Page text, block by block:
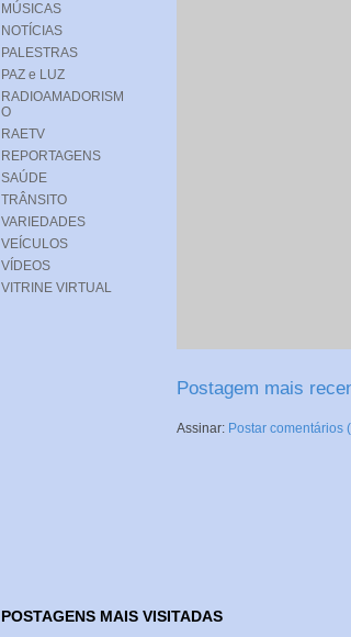
Postagem mais
Assinar: Postar comentários
MÚSICAS
NOTÍCIAS
PALESTRAS
PAZ e LUZ
RADIOAMADORISM
O
RAETV
REPORTAGENS
SAÚDE
TRÂNSITO
VARIEDADES
VEÍCULOS
VÍDEOS
VITRINE VIRTUAL
POSTAGENS MAIS VISITADAS